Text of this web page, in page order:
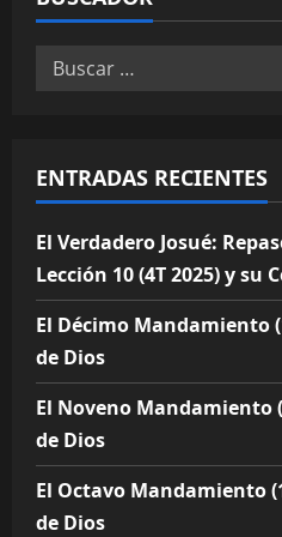
Buscar:
ENTRADAS RECIENTES
El Verdadero Josué:
Lección 10 (4T 2025) y su
El Décimo Mandamiento
de Dios
El Noveno Mandamiento
de Dios
El Octavo Mandamiento
de Dios